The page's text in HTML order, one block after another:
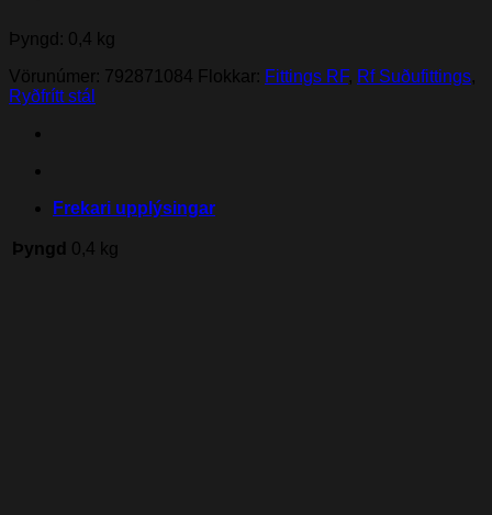
Þyngd: 0,4 kg
Vörunúmer: 792871084 Flokkar: Fittings RF, Rf Suðufittings,
Ryðfrítt stál
Frekari upplýsingar
Þyngd 0,4 kg